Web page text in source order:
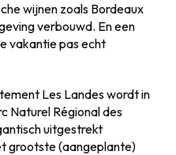
wijnen zoals Bordeaux
verbouwd. En een
vakantie pas echt
Les Landes wordt in
Naturel Régional des
uitgestrekt
grootste (aangeplante)